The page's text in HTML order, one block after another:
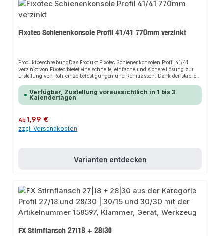
Fixotec Schienenkonsole Profil 41/41 770mm verzinkt
ProduktbeschreibungDas Produkt Fixotec Schienenkonsolen Profil 41/41
verzinkt von Fixotec bietet eine schnelle, einfache und sichere Lösung zur
Erstellung von Rohreinzelbefestigungen und Rohrtrassen. Dank der stabilen
passt sich flexibel an verschiedene Anwendungsbereiche an. Das robuste
Design und die einfache Montage machen dieses Produkt zu einer
zuverlässigen Wahl für jede Installation. Die Schienenkonsolen sind
eigenen Tragekonstruktionen.EigenschaftenHochwertiges, galvanisch
verzinktes Stahlband für erhöhten KorrosionsschutzRobotergeführte
Schweißnaht für gleichbleibende Qualität und hohe BelastbarkeitVersetzte
nTragekonstruktionenGebäudetechnikProduktdatenMaterial: Stahl,
Stückqpool24 - seit über 20 Jahren Ihr Experte für - Profiqualität - schnelle
Lieferung - persönlichen und zuverlässigen Kundenservice - 100%
Zufriedenheit.
Verfügbar, Zustellung voraussichtlich in 1 bis 3
Kalendertagen
Regulärer Preis:
Ab1,99 €
zzgl. Versandkosten
Varianten entdecken
FX Stirnflansch 27|18 + 28|30